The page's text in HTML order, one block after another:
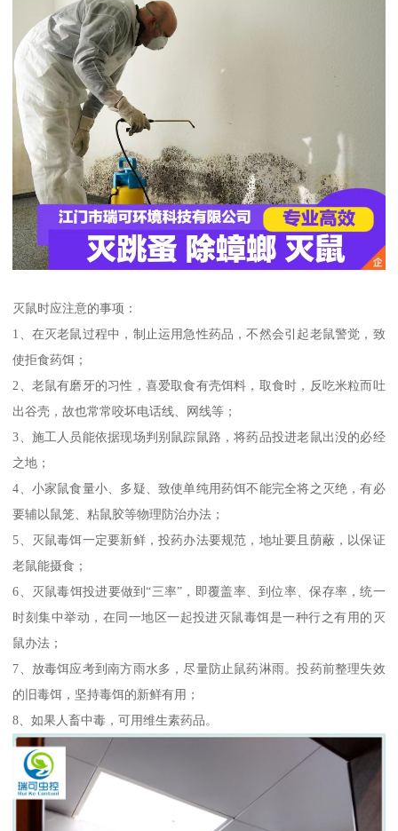
灭鼠时应注意的事项：
1、在灭老鼠过程中，制止运用急性药品，不然会引起老鼠警觉，致
使拒食药饵；
2、老鼠有磨牙的习性，喜爱取食有壳饵料，取食时，反吃米粒而吐
出谷壳，故也常常咬坏电话线、网线等；
3、施工人员能依据现场判别鼠踪鼠路，将药品投进老鼠出没的必经
之地；
4、小家鼠食量小、多疑、致使单纯用药饵不能完全将之灭绝，有必
要辅以鼠笼、粘鼠胶等物理防治办法；
5、灭鼠毒饵一定要新鲜，投药办法要规范，地址要且荫蔽，以保证
老鼠能摄食；
6、灭鼠毒饵投进要做到“三率”，即覆盖率、到位率、保存率，统一
时刻集中举动，在同一地区一起投进灭鼠毒饵是一种行之有用的灭
鼠办法；
7、放毒饵应考到南方雨水多，尽量防止鼠药淋雨。投药前整理失效
的旧毒饵，坚持毒饵的新鲜有用；
8、如果人畜中毒，可用维生素药品。